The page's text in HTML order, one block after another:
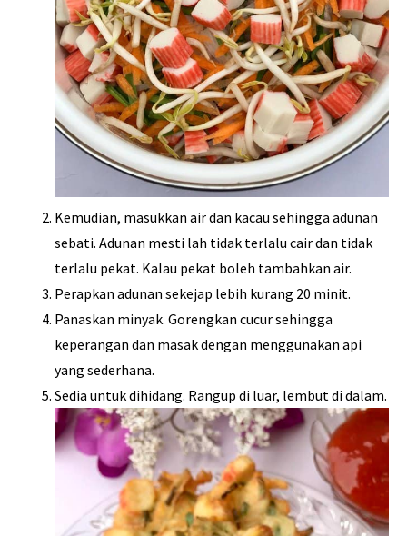
Kemudian, masukkan air dan kacau sehingga adunan
sebati. Adunan mesti lah tidak terlalu cair dan tidak
terlalu pekat. Kalau pekat boleh tambahkan air.
Perapkan adunan sekejap lebih kurang 20 minit.
Panaskan minyak. Gorengkan cucur sehingga
keperangan dan masak dengan menggunakan api
yang sederhana.
Sedia untuk dihidang. Rangup di luar, lembut di dalam.